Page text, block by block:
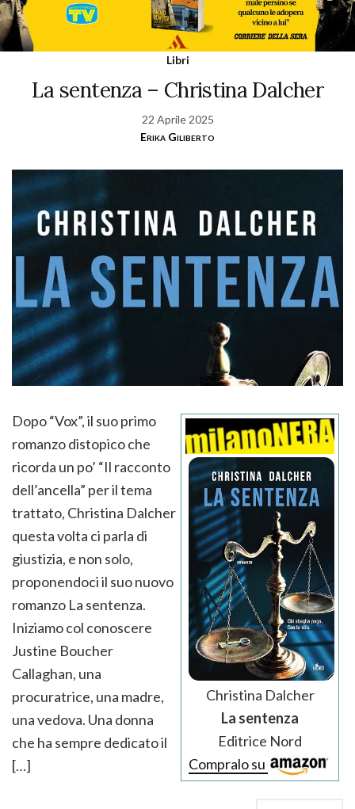
Libri
La sentenza – Christina Dalcher
22 Aprile 2025
Erika Giliberto
Christina Dalcher
La sentenza
Editrice Nord
Compralo su
Dopo “Vox”, il suo primo
romanzo distopico che
ricorda un po’ “Il racconto
dell’ancella” per il tema
trattato, Christina Dalcher
questa volta ci parla di
giustizia, e non solo,
proponendoci il suo nuovo
romanzo La sentenza.
Iniziamo col conoscere
Justine Boucher
Callaghan, una
procuratrice, una madre,
una vedova. Una donna
che ha sempre dedicato il
[…]